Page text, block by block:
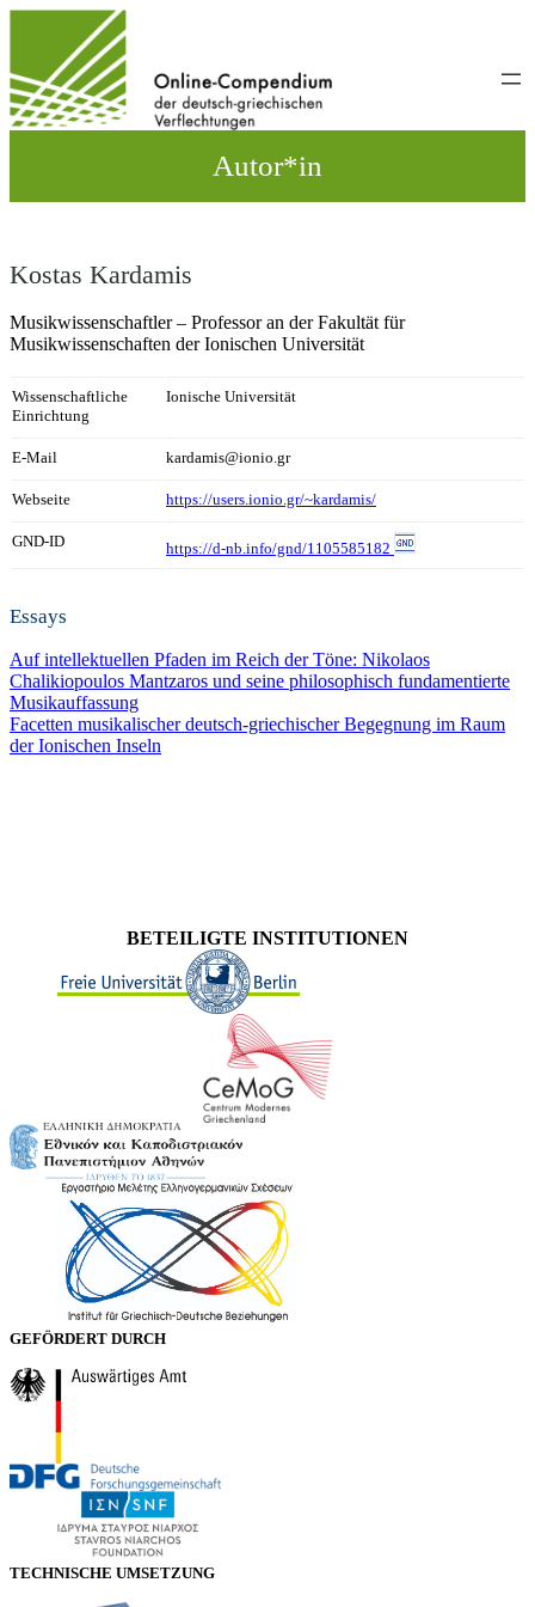
wechseln
Autor*in
Kostas Kardamis
Musikwissenschaftler – Professor an der Fakultät für
Musikwissenschaften der Ionischen Universität
Wissenschaftliche
Einrichtung
Ionische Universität
E-Mail kardamis@ionio.gr
Webseite https://users.ionio.gr/~kardamis/
GND-ID https://d-nb.info/gnd/1105585182
Essays
Auf intellektuellen Pfaden im Reich der Töne: Nikolaos
Chalikiopoulos Mantzaros und seine philosophisch fundamentierte
Musikauffassung
Facetten musikalischer deutsch-griechischer Begegnung im Raum
der Ionischen Inseln
BETEILIGTE INSTITUTIONEN
GEFÖRDERT DURCH
TECHNISCHE UMSETZUNG